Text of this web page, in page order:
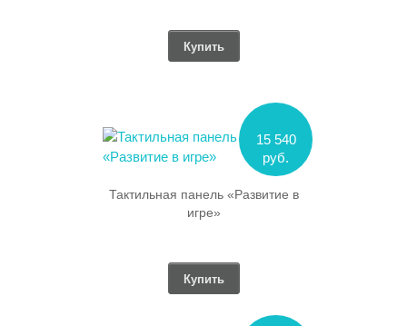
Купить
15 540
руб.
Тактильная панель «Развитие в
игре»
Купить